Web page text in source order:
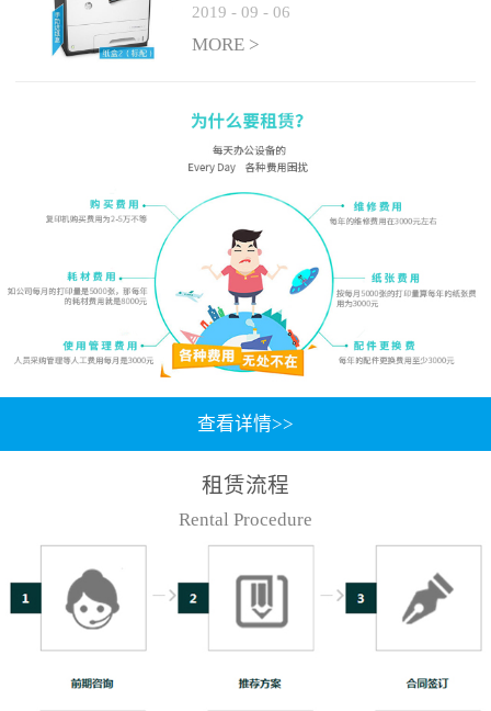
2019 - 09 - 06
MORE >
查看详情>>
租赁流程
Rental Procedure